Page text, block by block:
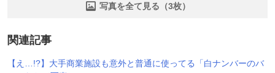
写真を全て見る（3枚）
関連記事
【え…!?】大手商業施設も意外と普通に使ってる「白ナンバーのバ